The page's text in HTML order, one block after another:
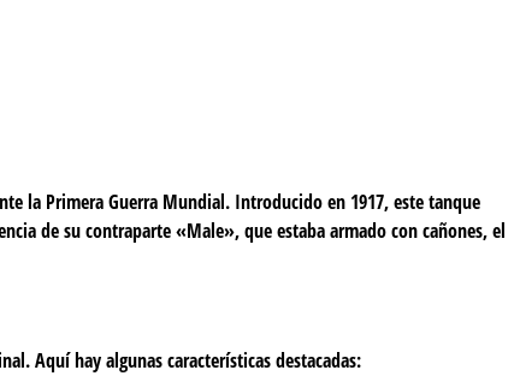
la Primera Guerra Mundial. Introducido en 1917, este tanque
de su contraparte «Male», que estaba armado con cañones, el
Aquí hay algunas características destacadas:
ías e